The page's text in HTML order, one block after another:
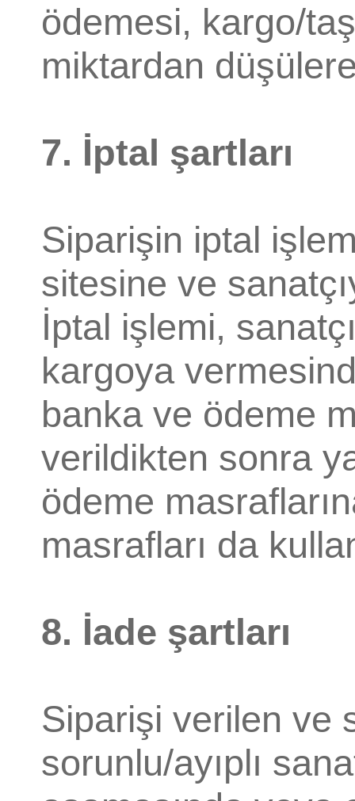
ödemesi, kargo/
miktardan
7. İptal şartları
Siparişin iptal
sitesine ve
İptal işlemi,
kargoya
banka ve ödeme
verildikten sonra
ödeme
masrafları da
8. İade şartları
Siparişi verilen ve
sorunlu/ayıplı